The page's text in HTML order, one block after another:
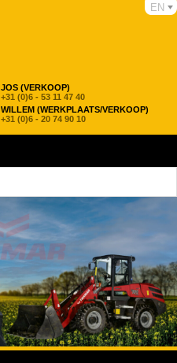
JOS (VERKOOP)
+31 (0)6 - 53 11 47 40
WILLEM (WERKPLAATS/VERKOOP)
+31 (0)6 - 20 74 90 10
EN